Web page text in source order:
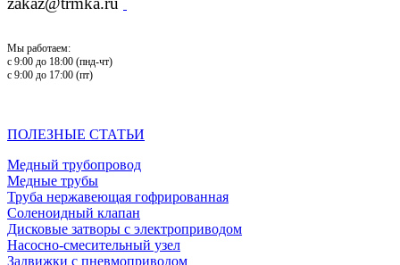
Мы работаем:
с 9:00 до 18:00 (пнд-чт)
с 9:00 до 17:00 (пт)
ПОЛЕЗНЫЕ СТАТЬИ
Медный трубопровод
Медные трубы
Труба нержавеющая гофрированная
Соленоидный клапан
Дисковые затворы с электроприводом
Насосно-смесительный узел
Задвижки с пневмоприводом